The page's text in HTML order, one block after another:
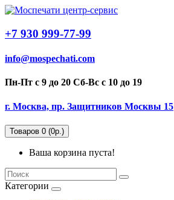
+7 930 999-77-99
info@mospechati.com
Пн-Пт с 9 до 20 Сб-Вс с 10 до 19
г. Москва, пр. Защитников Москвы 15
Товаров 0 (0р.)
Ваша корзина пуста!
Категории